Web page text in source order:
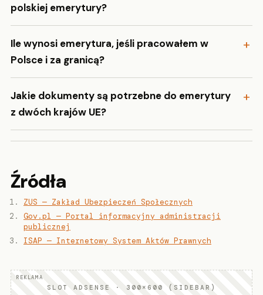
polskiej emerytury?
Ile wynosi emerytura, jeśli pracowałem w
Polsce i za granicą?
Jakie dokumenty są potrzebne do emerytury
z dwóch krajów UE?
Źródła
ZUS — Zakład Ubezpieczeń Społecznych
Gov.pl — Portal informacyjny administracji
publicznej
ISAP — Internetowy System Aktów Prawnych
SLOT ADSENSE · 300×600 (SIDEBAR)